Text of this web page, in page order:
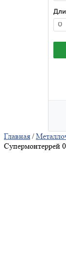
Главная /
Супермонтеррей